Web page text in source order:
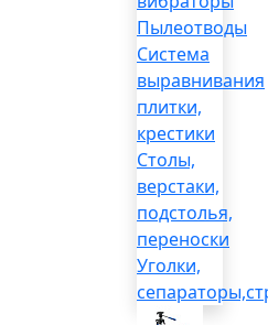
Пылеотводы
Система
выравнивания
плитки,
крестики
Столы,
верстаки,
подстолья,
переноски
Уголки,